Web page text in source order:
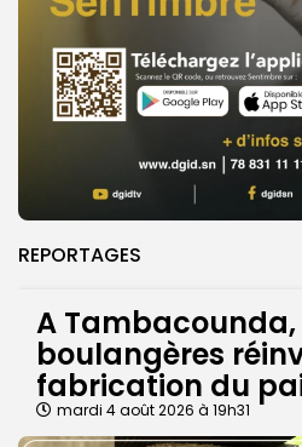
REPORTAGES
A
boulangères
fabrication du
mardi 4 août 2026 à 19h31